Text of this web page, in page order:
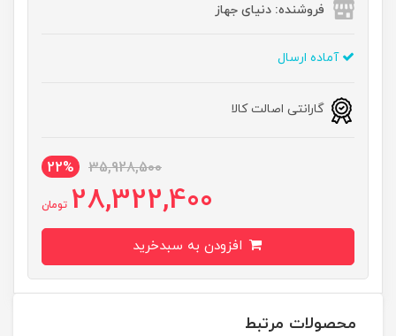
فروشنده: دنیای جهاز
آماده ارسال
گارانتی اصالت کالا
35,928,500
22%
28,322,400 تومان
محصولات مرتبط